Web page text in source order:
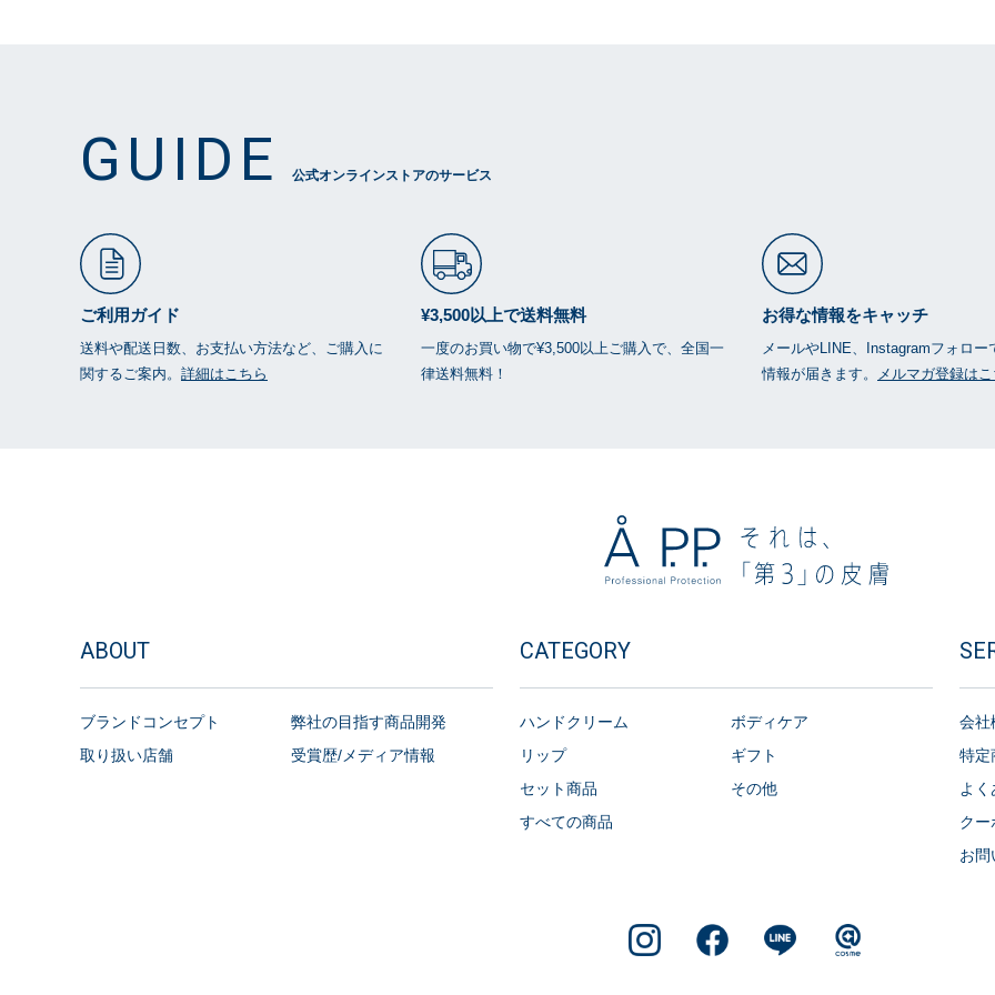
GUIDE 公式オンラインストアのサービス
ご利用ガイド
送料や配送日数、お支払い方法など、ご購入に
関するご案内。 詳細はこちら
¥3,500以上で送料無料
一度のお買い物で¥3,500以上ご購入で、全国一
律送料無料！
お得な情報をキャッチ
メールやLINE、Instagramフォロー
情報が届きます。
メルマガ登録はこ
ABOUT
ブランドコンセプト
弊社の目指す商品開発
取り扱い店舗
受賞歴/メディア情報
CATEGORY
ハンドクリーム
ボディケア
リップ
ギフト
セット商品
その他
すべての商品
会社
特定
よく
クー
お問